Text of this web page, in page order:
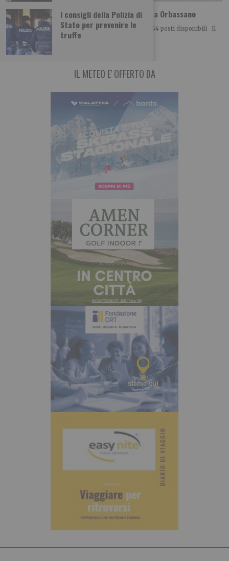
I consigli della Polizia di
Stato per prevenire le
truffe
Guida sicura per neopatentati: nuova sede a Orbassano
Per garantire la continuità del progetto e ancora 564 posti disponibili Il
progetto “Guida sicura
IL METEO E' OFFERTO DA